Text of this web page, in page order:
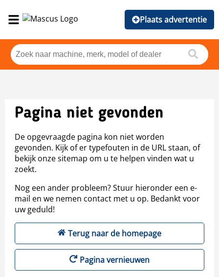
Plaats advertentie
Pagina niet gevonden
De opgevraagde pagina kon niet worden
gevonden. Kijk of er typefouten in de URL staan, of
bekijk onze sitemap om u te helpen vinden wat u
zoekt.
Nog een ander probleem? Stuur hieronder een e-
mail en we nemen contact met u op. Bedankt voor
uw geduld!
Terug naar de homepage
Pagina vernieuwen